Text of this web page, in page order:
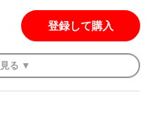
登録して購入
見る ▼